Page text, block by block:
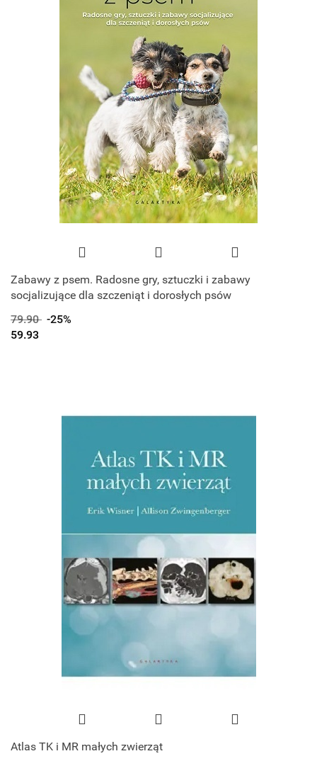
Zabawy z psem. Radosne gry, sztuczki i zabawy
socjalizujące dla szczeniąt i dorosłych psów
79.90 -25%
59.93
Atlas TK i MR małych zwierząt